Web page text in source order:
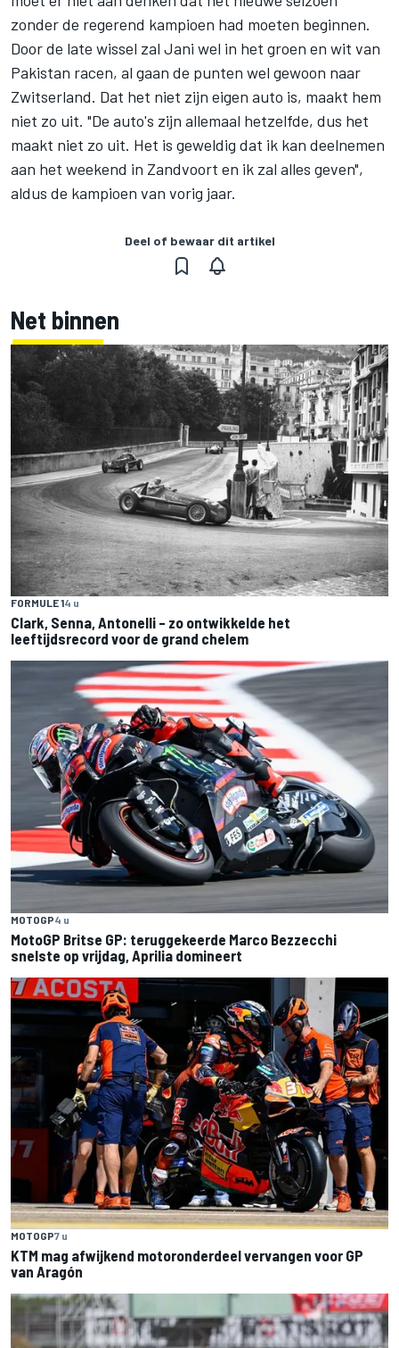
zonder de regerend kampioen had moeten beginnen.
Door de late wissel zal Jani wel in het groen en wit van
Pakistan racen, al gaan de punten wel gewoon naar
Zwitserland. Dat het niet zijn eigen auto is, maakt hem
niet zo uit. "De auto's zijn allemaal hetzelfde, dus het
maakt niet zo uit. Het is geweldig dat ik kan deelnemen
aan het weekend in Zandvoort en ik zal alles geven",
aldus de kampioen van vorig jaar.
Deel of bewaar dit artikel
Net binnen
FORMULE 14 u
Clark, Senna, Antonelli – zo ontwikkelde het
leeftijdsrecord voor de grand chelem
MOTOGP4 u
MotoGP Britse GP: teruggekeerde Marco Bezzecchi
snelste op vrijdag, Aprilia domineert
MOTOGP7 u
KTM mag afwijkend motoronderdeel vervangen voor GP
van Aragón